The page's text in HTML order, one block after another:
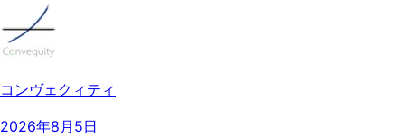
コンヴェクィティ
2026年8月5日